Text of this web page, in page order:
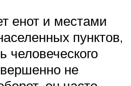
енот и местами
пунктов,
человеческого
не